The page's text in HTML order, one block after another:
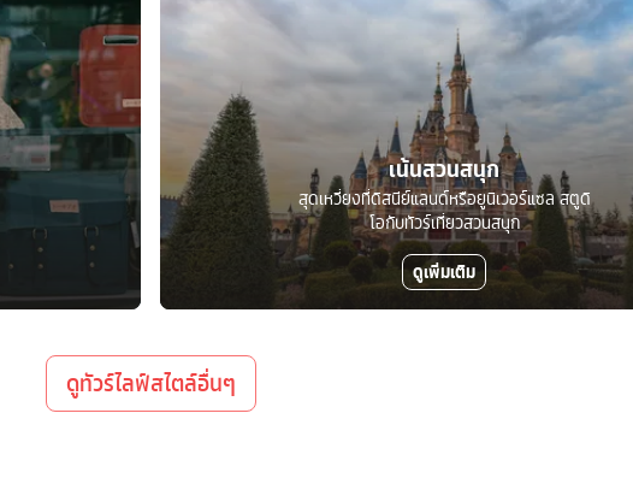
เน้นสวนสนุก
สุดเหวี่ยงที่ดิสนีย์แลนด์หรือยูนิเวอร์แซล สตูดิ
โอกับทัวร์เที่ยวสวนสนุก
ดูเพิ่มเติม
ดูทัวร์ไลฟ์สไตล์อื่นๆ